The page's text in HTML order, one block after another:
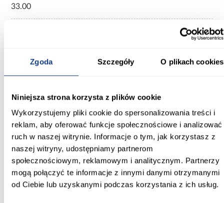
Zgoda Szczegóły O plikach cookies
Niniejsza strona korzysta z plików cookie
Wykorzystujemy pliki cookie do spersonalizowania treści i
reklam, aby oferować funkcje społecznościowe i analizować
ruch w naszej witrynie. Informacje o tym, jak korzystasz z
naszej witryny, udostępniamy partnerom
społecznościowym, reklamowym i analitycznym. Partnerzy
mogą połączyć te informacje z innymi danymi otrzymanymi
od Ciebie lub uzyskanymi podczas korzystania z ich usług.
33.00
Wybarwienie:
Kolor frontów:
Kolor korpusu:
szary diament
Konstrukcja frontów:
Płyta wiórowa laminowana